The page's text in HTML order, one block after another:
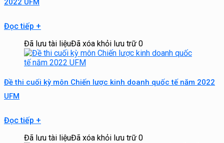
2022 UFM
Đọc tiếp +
Đã lưu tài liệuĐã xóa khỏi lưu trữ 0
Đề thi cuối kỳ môn Chiến lược kinh doanh quốc tế năm 2022
UFM
Đọc tiếp +
Đã lưu tài liệuĐã xóa khỏi lưu trữ 0